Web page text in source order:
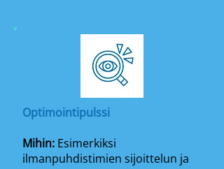
Optimointipulssi
Mihin: Esimerkiksi
ilmanpuhdistimien sijoittelun ja